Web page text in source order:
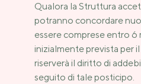
Qualora la Struttura
potranno concordare
essere comprese entro 6
inizialmente prevista per
riserverà il diritto di
seguito di tale posticipo.